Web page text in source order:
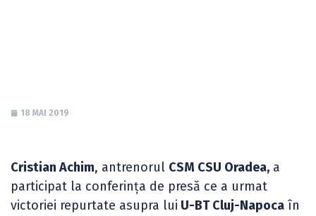
18 MAI 2019
Cristian Achim, antrenorul CSM CSU Oradea, a
participat la conferința de presă ce a urmat
victoriei repurtate asupra lui U-BT Cluj-Napoca în